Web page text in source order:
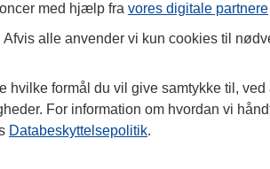
med hjælp fra vores digitale partnere
alle anvender vi kun cookies til
hvilke formål du vil give samtykke til,
For information om hvordan vi
Databeskyttelsepolitik.